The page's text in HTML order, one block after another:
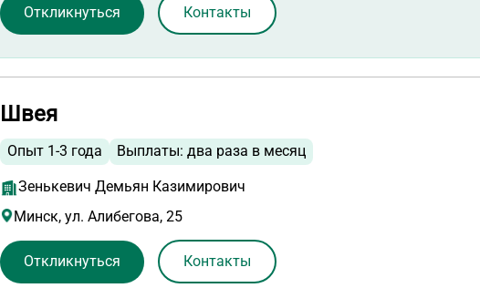
Откликнуться Контакты
Швея
Опыт 1-3 года Выплаты: два раза в месяц
Зенькевич Демьян Казимирович
Минск, ул. Алибегова, 25
Откликнуться Контакты